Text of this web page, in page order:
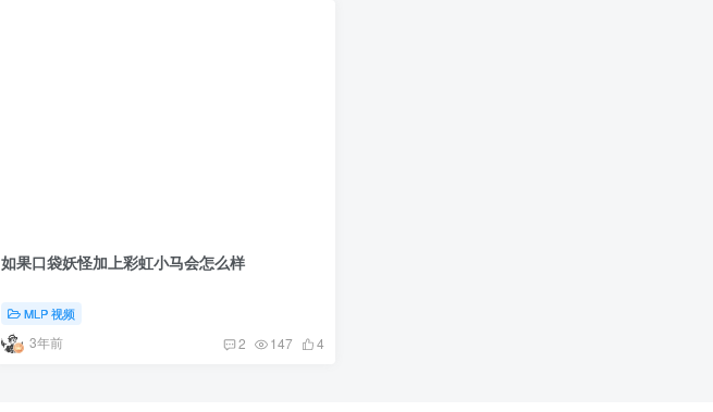
如果口袋妖怪加上彩虹小马会怎么样
MLP 视频
3年前 2 147 4